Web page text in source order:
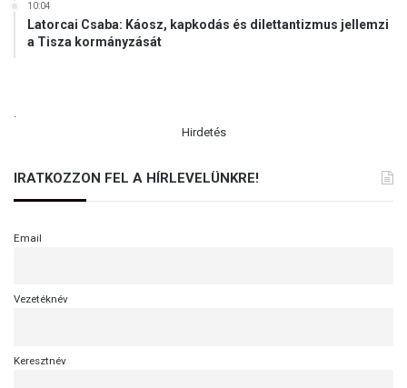
10:04
Latorcai Csaba: Káosz, kapkodás és dilettantizmus jellemzi
a Tisza kormányzását
.
Hirdetés
IRATKOZZON FEL A HÍRLEVELÜNKRE!
Email
Vezetéknév
Keresztnév